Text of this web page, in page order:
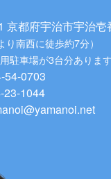
京都府宇治市宇治
り南西に徒歩約7分）
駐車場が3台分あります
54-0703
23-1044